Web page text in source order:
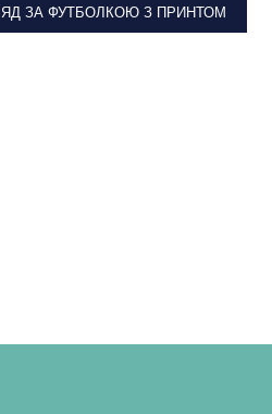
ЗА ФУТБОЛКОЮ З ПРИНТОМ